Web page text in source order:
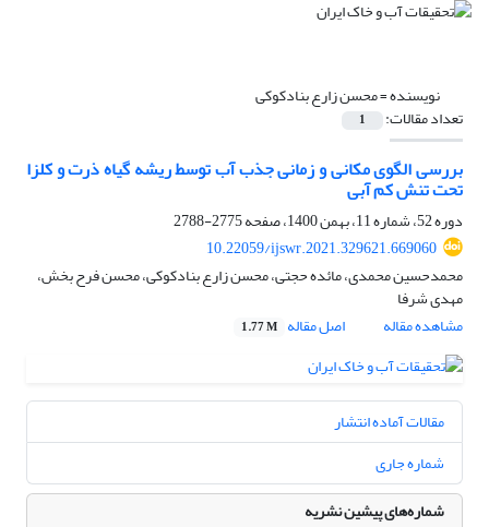
نویسنده =محسن زارع بنادکوکی
تعداد مقالات: 1
بررسی الگوی مکانی و زمانی جذب آب توسط ریشه گیاه ذرت و کلزا
تحت تنش کم آبی
دوره 52، شماره 11، بهمن 1400، صفحه
2775-2788
10.22059/ijswr.2021.329621.669060
محمدحسین محمدی، مائده حجتی، محسن زارع بنادکوکی، محسن فرح بخش،
مهدی شرفا
مشاهده مقاله
اصل مقاله 1.77 M
مقالات آماده انتشار
شماره جاری
شماره‌های پیشین نشریه